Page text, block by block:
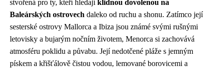
stvořená pro ty, kteří hledajíklidnou dovolenou na
Baleárských ostrovech daleko od ruchu a shonu. Zatímco její
sesterské ostrovy Mallorca a Ibiza jsou známé svými rušnými
letovisky a bujarým nočním životem, Menorca si zachovává
atmosféru poklidu a půvabu. Její nedotčené pláže s jemným
pískem a křišťálově čistou vodou, lemované borovicemi a